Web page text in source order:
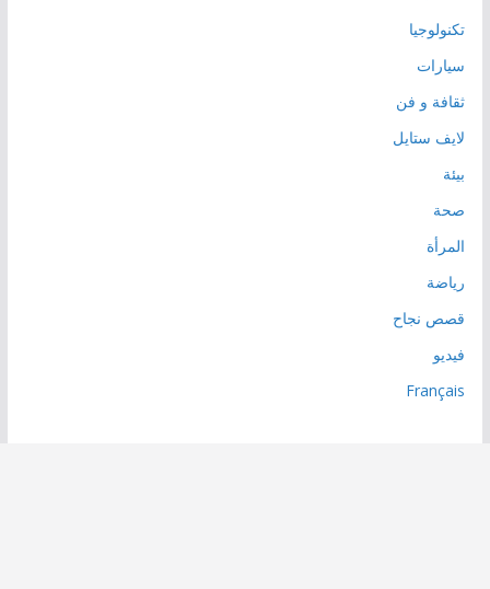
تكنولوجيا
سيارات
ثقافة و فن
لايف ستايل
بيئة
صحة
المرأة
رياضة
قصص نجاح
فيديو
Français